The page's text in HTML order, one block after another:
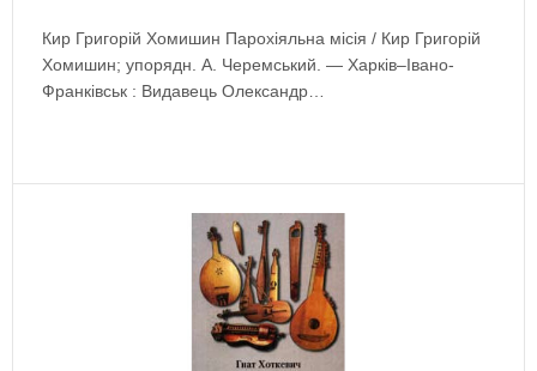
Кир Григорій Хомишин Парохіяльна місія / Кир Григорій
Хомишин; упорядн. А. Черемський. ― Харків–Івано-
Франківськ : Видавець Олександр…